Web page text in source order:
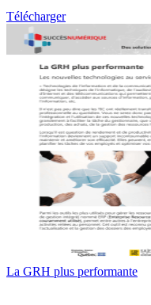
Télécharger
La GRH plus performante